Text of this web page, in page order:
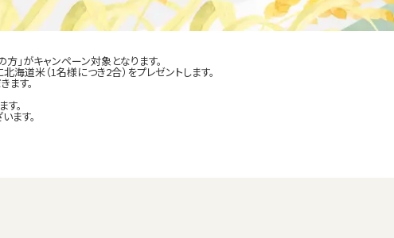
」がキャンペーン対象となります。
道米（1名様につき2合）をプレゼントします。
す。
。
ます。